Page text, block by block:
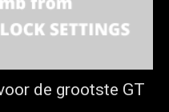
de grootste GT